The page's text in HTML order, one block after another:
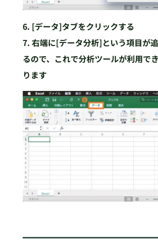
6. [データ]タブをクリックする
7. 右端に[データ分析]という項目が
るので、これで分析ツールが利用で
ります